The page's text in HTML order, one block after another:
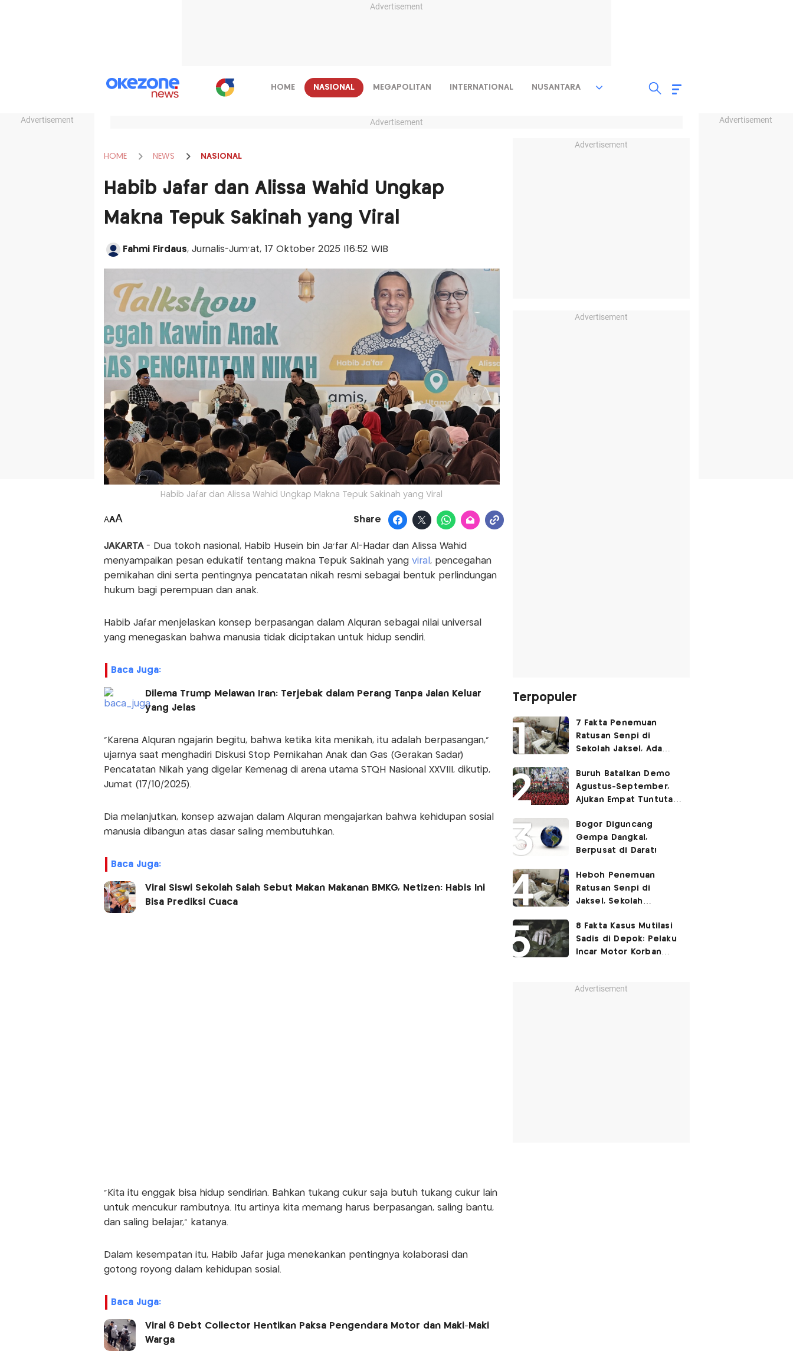
Advertisement
Advertisement Advertisement
HOME NASIONAL MEGAPOLITAN INTERNATIONAL NUSANTARA
Advertisement
HOME NEWS NASIONAL
Habib Jafar dan Alissa Wahid Ungkap
Makna Tepuk Sakinah yang Viral
Fahmi Firdaus, Jurnalis-Jum'at, 17 Oktober 2025 |16:52 WIB
Habib Jafar dan Alissa Wahid Ungkap Makna Tepuk Sakinah yang Viral
AAA Share
JAKARTA - Dua tokoh nasional, Habib Husein bin Ja’far Al-Hadar dan Alissa Wahid
menyampaikan pesan edukatif tentang makna Tepuk Sakinah yang viral , pencegahan
pernikahan dini serta pentingnya pencatatan nikah resmi sebagai bentuk perlindungan
hukum bagi perempuan dan anak.
Habib Jafar menjelaskan konsep berpasangan dalam Alquran sebagai nilai universal
yang menegaskan bahwa manusia tidak diciptakan untuk hidup sendiri.
Baca Juga:
Dilema Trump Melawan Iran: Terjebak dalam Perang Tanpa Jalan Keluar
yang Jelas
“Karena Alquran ngajarin begitu, bahwa ketika kita menikah, itu adalah berpasangan,”
ujarnya saat menghadiri Diskusi Stop Pernikahan Anak dan Gas (Gerakan Sadar)
Pencatatan Nikah yang digelar Kemenag di arena utama STQH Nasional XXVIII, dikutip,
Jumat (17/10/2025).
Dia melanjutkan, konsep azwajan dalam Alquran mengajarkan bahwa kehidupan sosial
manusia dibangun atas dasar saling membutuhkan.
Baca Juga:
Viral Siswi Sekolah Salah Sebut Makan Makanan BMKG, Netizen: Habis Ini
Bisa Prediksi Cuaca
“Kita itu enggak bisa hidup sendirian. Bahkan tukang cukur saja butuh tukang cukur lain
untuk mencukur rambutnya. Itu artinya kita memang harus berpasangan, saling bantu,
dan saling belajar,” katanya.
Dalam kesempatan itu, Habib Jafar juga menekankan pentingnya kolaborasi dan
gotong royong dalam kehidupan sosial.
Baca Juga:
Viral 6 Debt Collector Hentikan Paksa Pengendara Motor dan Maki-Maki
Warga
Advertisement
Advertisement
Terpopuler
7 Fakta Penemuan
Ratusan Senpi di
Sekolah Jaksel, Ada
Ruang Bunker
Buruh Batalkan Demo
Agustus-September,
Ajukan Empat Tuntutan
Bogor Diguncang
Gempa Dangkal,
Berpusat di Darat!
Heboh Penemuan
Ratusan Senpi di
Jaksel, Sekolah
Kegiatan Eskul
Menembak
8 Fakta Kasus Mutilasi
Sadis di Depok: Pelaku
Incar Motor Korban
Advertisement